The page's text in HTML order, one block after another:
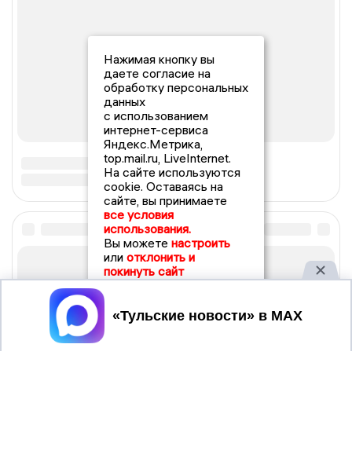
Нажимая кнопку вы
даете согласие на
обработку персональных
данных
с использованием
интернет-сервиса
Яндекс.Метрика,
top.mail.ru, LiveInternet.
На сайте используются
cookie. Оставаясь на
сайте, вы принимаете
все условия
использования.
Вы можете настроить
или отклонить и
покинуть сайт
Принять